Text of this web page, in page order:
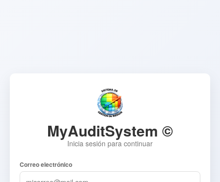
MyAuditSystem ©
Inicia sesión para continuar
Correo electrónico